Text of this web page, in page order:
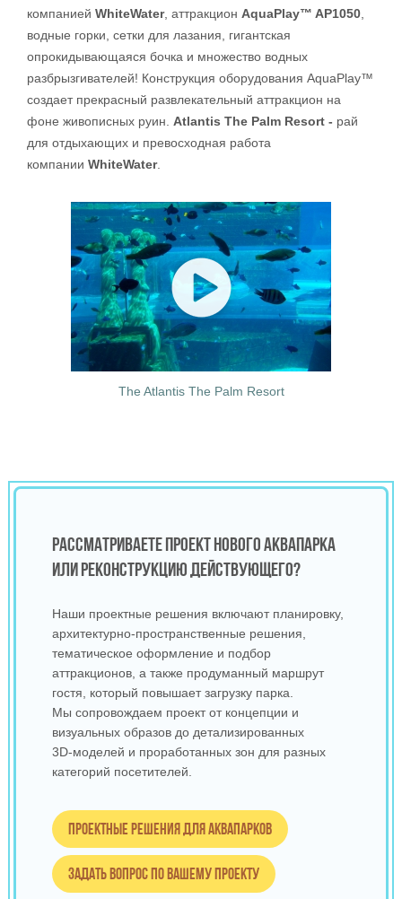
компанией WhiteWater, аттракцион AquaPlay™ AP1050
водные горки, сетки для лазания, гигантская
опрокидывающаяся бочка и множество водных
разбрызгивателей! Конструкция оборудования AquaPlay™
создает прекрасный развлекательный аттракцион на
фоне живописных руин. Atlantis The Palm Resort - рай
для отдыхающих и превосходная работа
компании WhiteWater.
The Atlantis The Palm Resort
РАССМАТРИВАЕТЕ ПРОЕКТ НОВОГО АКВАПАРКА
ИЛИ РЕКОНСТРУКЦИЮ ДЕЙСТВУЮЩЕГО?
Наши проектные решения включают планировку,
архитектурно‑пространственные решения,
тематическое оформление и подбор
аттракционов, а также продуманный маршрут
гостя, который повышает загрузку парка.
Мы сопровождаем проект от концепции и
визуальных образов до детализированных
3D‑моделей и проработанных зон для разных
категорий посетителей.
Проектные решения для аквапарков
Задать вопрос по вашему проекту